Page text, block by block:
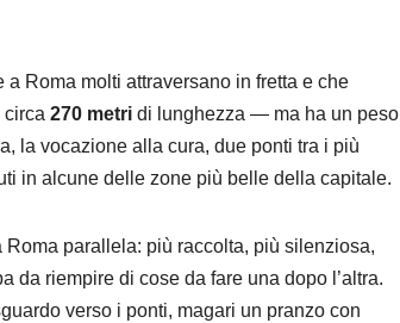
a Roma molti attraversano in fretta e che
270 metri di lunghezza — ma ha un peso
la vocazione alla cura, due ponti tra i più
in alcune delle zone più belle della capitale.
parallela: più raccolta, più silenziosa,
da riempire di cose da fare una dopo l’altra.
verso i ponti, magari un pranzo con